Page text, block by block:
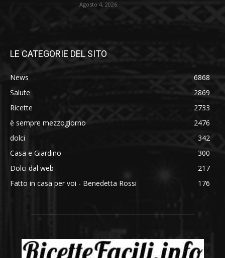
Agosto 4, 2026
LE CATEGORIE DEL SITO
News
6868
Salute
2869
Ricette
2733
è sempre mezzogiorno
2476
dolci
342
Casa e Giardino
300
Dolci dal web
217
Fatto in casa per voi - Benedetta Rossi
176